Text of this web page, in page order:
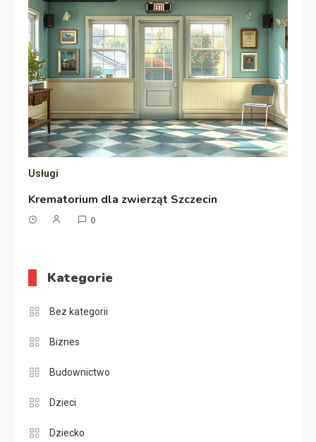
Usługi
Krematorium dla zwierząt Szczecin
0
Kategorie
Bez kategorii
Biznes
Budownictwo
Dzieci
Dziecko